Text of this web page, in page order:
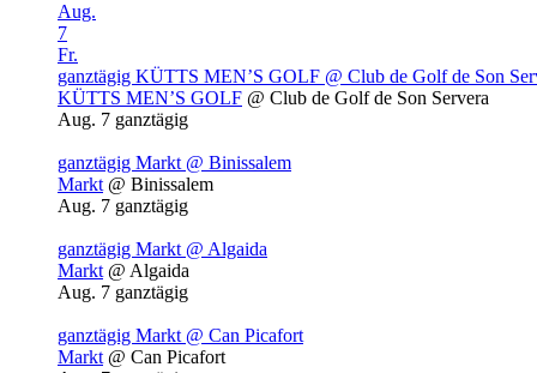
Aug.
7
Fr.
ganztägig KÜTTS MEN’S GOLF @ Club de Golf de Son
KÜTTS MEN’S GOLF @ Club de Golf de Son Servera
Aug. 7 ganztägig
ganztägig Markt @ Binissalem
Markt @ Binissalem
Aug. 7 ganztägig
ganztägig Markt @ Algaida
Markt @ Algaida
Aug. 7 ganztägig
ganztägig Markt @ Can Picafort
Markt @ Can Picafort